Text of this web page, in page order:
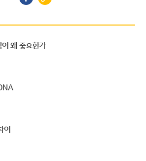
왜 중요한가
이